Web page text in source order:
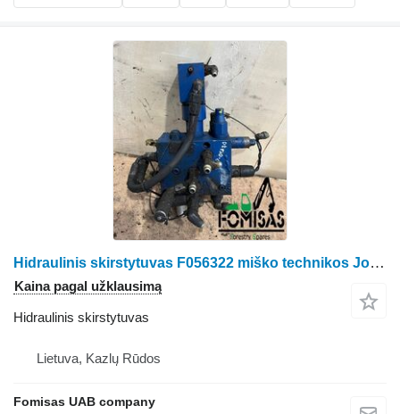
Hidraulinis skirstytuvas F056322 miško technikos John Deere
Kaina pagal užklausimą
Hidraulinis skirstytuvas
Lietuva, Kazlų Rūdos
Fomisas UAB company